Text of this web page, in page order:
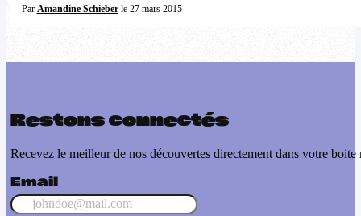
Par Amandine Schieberle 27 mars 2015
Restons connectés
Recevez le meilleur de nos découvertes directement dans votre boite
Email